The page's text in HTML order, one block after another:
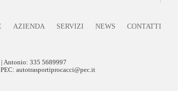
AZIENDA SERVIZI NEWS
CONTATTI
| Antonio: 335 5689997
autotrasportiprocacci@pec.it